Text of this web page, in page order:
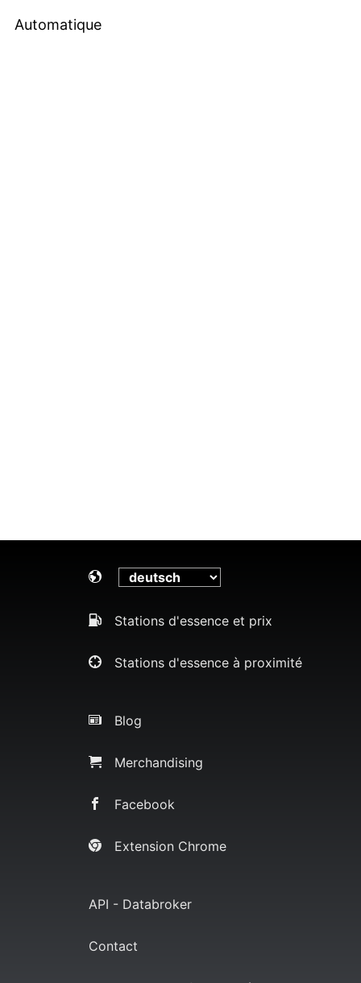
Automatique
Stations d'essence et prix
Stations d'essence à proximité
Blog
Merchandising
Facebook
Extension Chrome
API - Databroker
Contact